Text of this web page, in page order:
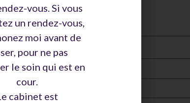
vous. Si vous
un rendez-vous,
moi avant de
pour ne pas
le soin qui est en
cour.
cabinet est